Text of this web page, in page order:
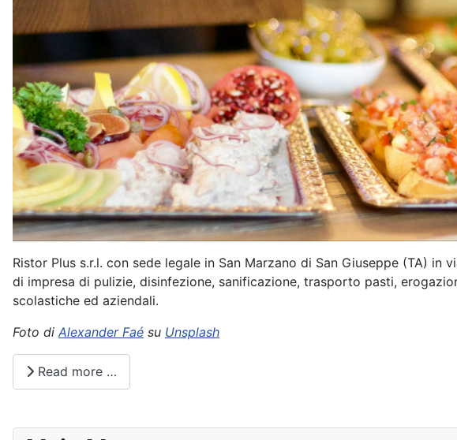
Ristor Plus s.r.l. con sede legale in San Marzano di San Giuseppe (TA)
di impresa di pulizie, disinfezione, sanificazione, trasporto pasti,
scolastiche ed aziendali.
Foto di Alexander Faé su Unsplash
Read more …